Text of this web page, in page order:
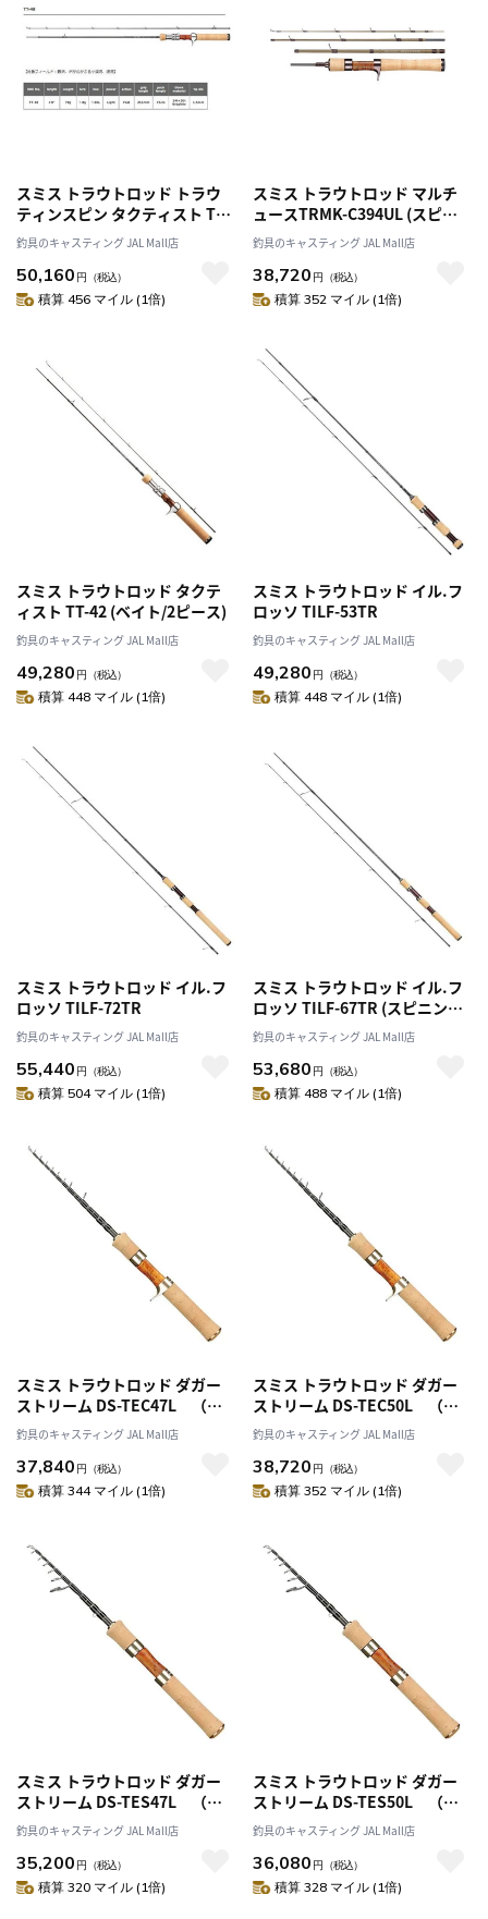
スミス トラウトロッド トラウ
ティンスピン タクティスト TT-
48 (ベイト/2ピース)
釣具のキャスティング JAL Mall店
50,160 円 （税込）
積算 456 マイル (1倍)
スミス トラウトロッド マルチ
ュースTRMK-C394UL (スピニ
ング/4ピース)
釣具のキャスティング JAL Mall店
38,720 円 （税込）
積算 352 マイル (1倍)
スミス トラウトロッド タクテ
ィスト TT-42 (ベイト/2ピース)
釣具のキャスティング JAL Mall店
49,280 円 （税込）
積算 448 マイル (1倍)
スミス トラウトロッド イル.フ
ロッソ TILF-53TR
釣具のキャスティング JAL Mall店
49,280 円 （税込）
積算 448 マイル (1倍)
スミス トラウトロッド イル.フ
ロッソ TILF-72TR
釣具のキャスティング JAL Mall店
55,440 円 （税込）
積算 504 マイル (1倍)
スミス トラウトロッド イル.フ
ロッソ TILF-67TR (スピニン
グ/2ピース)
釣具のキャスティング JAL Mall店
53,680 円 （税込）
積算 488 マイル (1倍)
スミス トラウトロッド ダガー
ストリーム DS-TEC47L （ベ
イト/６ピース）
釣具のキャスティング JAL Mall店
37,840 円 （税込）
積算 344 マイル (1倍)
スミス トラウトロッド ダガー
ストリーム DS-TEC50L （ベ
イト/6ピース）
釣具のキャスティング JAL Mall店
38,720 円 （税込）
積算 352 マイル (1倍)
スミス トラウトロッド ダガー
ストリーム DS-TES47L （ス
ピニング/6ピース）
釣具のキャスティング JAL Mall店
35,200 円 （税込）
積算 320 マイル (1倍)
スミス トラウトロッド ダガー
ストリーム DS-TES50L （ス
ピニング/6ピース）
釣具のキャスティング JAL Mall店
36,080 円 （税込）
積算 328 マイル (1倍)